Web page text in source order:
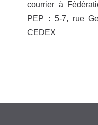
courrier à
PEP : 5-7, rue
CEDEX